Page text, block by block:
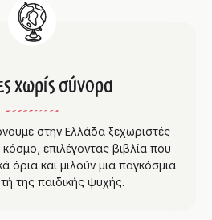
χωρίς σύνορα
στην Ελλάδα ξεχωριστές
επιλέγοντας βιβλία που
όρια και μιλούν μια παγκόσμια
της παιδικής ψυχής.